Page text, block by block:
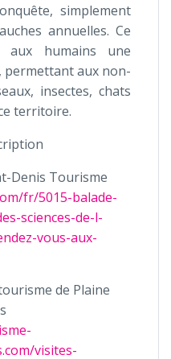
simplement
annuelles. Ce
aux humains une
permettant aux non-
insectes, chats
territoire.
Denis Tourisme
fr/5015-balade-
sciences-de-l-
vous-aux-
de Plaine
visites-